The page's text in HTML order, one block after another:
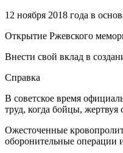
12 ноября 2018 года в
Открытие Ржевского
Внести свой вклад в
Справка
В советское время
труд, когда бойцы,
Ожесточенные
оборонительные операции